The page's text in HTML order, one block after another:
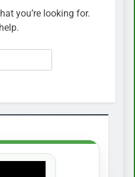
you’re looking for.